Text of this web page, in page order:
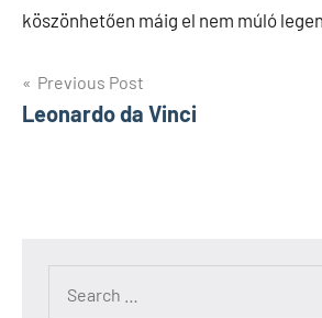
köszönhetően máig el nem múló
Bejegyzés
navigáció
Previous Post
Leonardo da Vinci